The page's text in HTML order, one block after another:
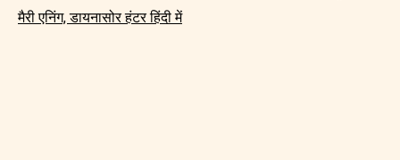
मैरी एनिंग, डायनासोर हंटर हिंदी में